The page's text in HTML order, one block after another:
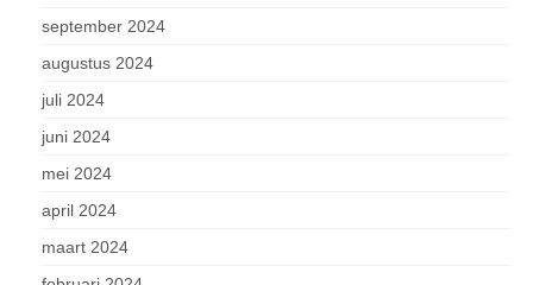
september 2024
augustus 2024
juli 2024
juni 2024
mei 2024
april 2024
maart 2024